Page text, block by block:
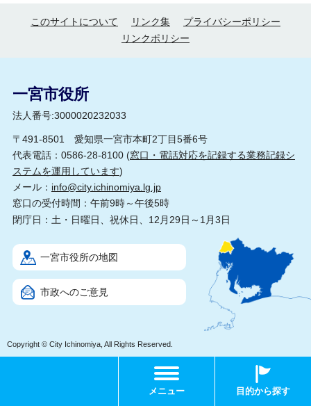
メニュー 目的から探す
このサイトについて リンク集
プライバシーポリシー
リンクポリシー
一宮市役所
法人番号:3000020232033
〒491-8501 愛知県一宮市本町2丁目5番6号
代表電話：0586-28-8100 (窓口・電話対応を記録する業務記録シ
ステムを運用しています)
メール： info@city.ichinomiya.lg.jp
窓口の受付時間：午前9時～午後5時
閉庁日：土・日曜日、祝休日、12月29日～1月3日
一宮市役所の地図
市政へのご意見
Copyright © City Ichinomiya, All Rights Reserved.